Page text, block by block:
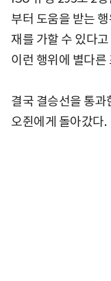
부터 도움을 받는
재를 가할 수 있다
이런 행위에 별다른
결국 결승선을 통
오쥔에게 돌아갔다.